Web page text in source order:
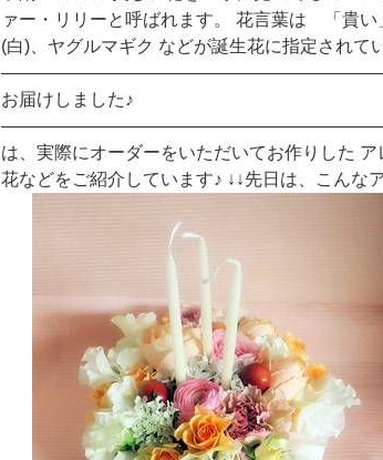
ァー・リリーと呼ばれます。 花言葉は 「貴
(白)、ヤグルマギク などが誕生花に指定されて
お届けしました♪
は、実際にオーダーをいただいてお作りした
花などをご紹介しています♪ ↓↓先日は、こんな